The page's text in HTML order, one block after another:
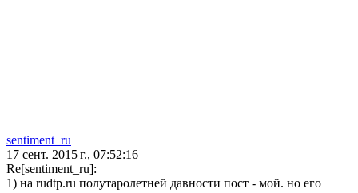
sentiment_ru
17 сент. 2015 г., 07:52:16
Re[sentiment_ru]:
1) на rudtp.ru полутаролетней давности пост - мой. но его